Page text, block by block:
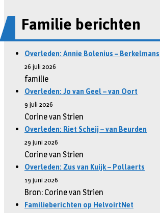
Familie berichten
Overleden: Annie Bolenius – Berkelmans
26 juli 2026
familie
Overleden: Jo van Geel – van Oort
9 juli 2026
Corine van Strien
Overleden: Riet Scheij – van Beurden
29 juni 2026
Corine van Strien
Overleden: Zus van Kuijk – Pollaerts
19 juni 2026
Bron: Corine van Strien
Familieberichten op HelvoirtNet